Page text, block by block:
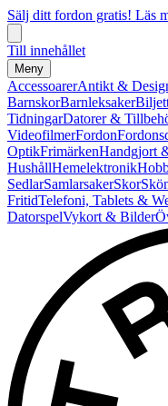
Sälj ditt fordon gratis! Läs
Till innehållet
Meny
AccessoarerAntikt &
BarnskorBarnleksaker
TidningarDatorer &
VideofilmerFordon
OptikFrimärkenHandgjort
HushållHemelektronik
SedlarSamlarsakerSkor
FritidTelefoni, Tablets &
DatorspelVykort & Bilder